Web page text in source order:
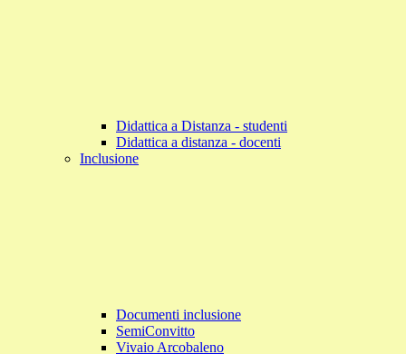
Didattica a Distanza - studenti
Didattica a distanza - docenti
Inclusione
Documenti inclusione
SemiConvitto
Vivaio Arcobaleno